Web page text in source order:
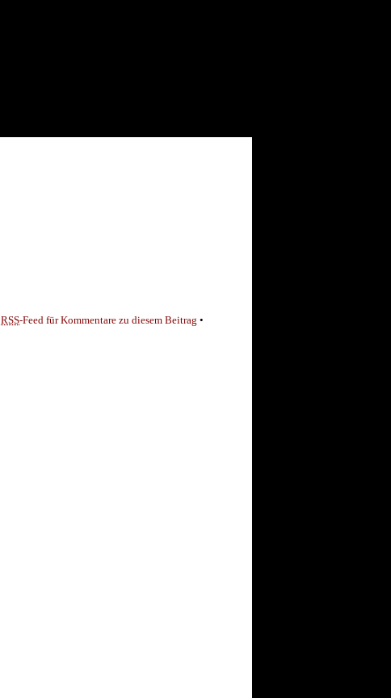
RSS-Feed für Kommentare zu diesem Beitrag •